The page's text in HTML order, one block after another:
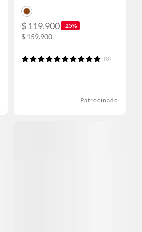
$ 119.900 -25%
$ 159.900
(8)
Patrocinado